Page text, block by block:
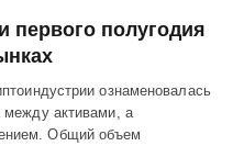
первого полугодия
ознаменовалась
между активами, а
Общий объем